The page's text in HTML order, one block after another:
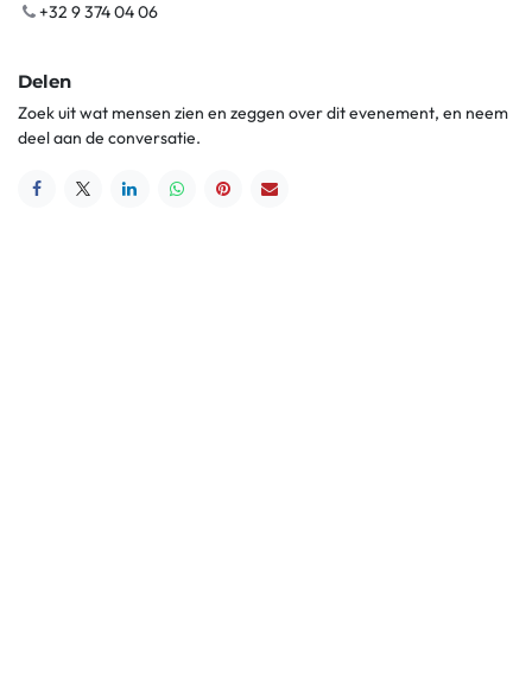
+32 9 374 04 06
Delen
Zoek uit wat mensen zien en zeggen over dit evenement, en neem
deel aan de conversatie.